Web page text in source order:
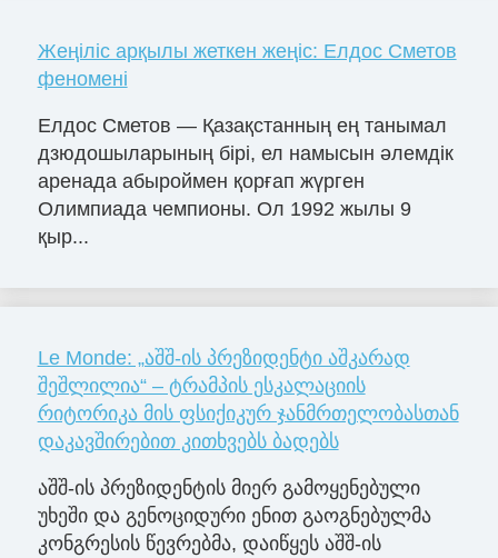
Жеңіліс арқылы жеткен жеңіс: Елдос Сметов
феномені
Елдос Сметов — Қазақстанның ең танымал
дзюдошыларының бірі, ел намысын әлемдік
аренада абыроймен қорғап жүрген
Олимпиада чемпионы. Ол 1992 жылы 9
қыр...
Le Monde: „აშშ-ის პრეზიდენტი აშკარად
შეშლილია“ – ტრამპის ესკალაციის
რიტორიკა მის ფსიქიკურ ჯანმრთელობასთან
დაკავშირებით კითხვებს ბადებს
აშშ-ის პრეზიდენტის მიერ გამოყენებული
უხეში და გენოციდური ენით გაოგნებულმა
კონგრესის წევრებმა, დაიწყეს აშშ-ის